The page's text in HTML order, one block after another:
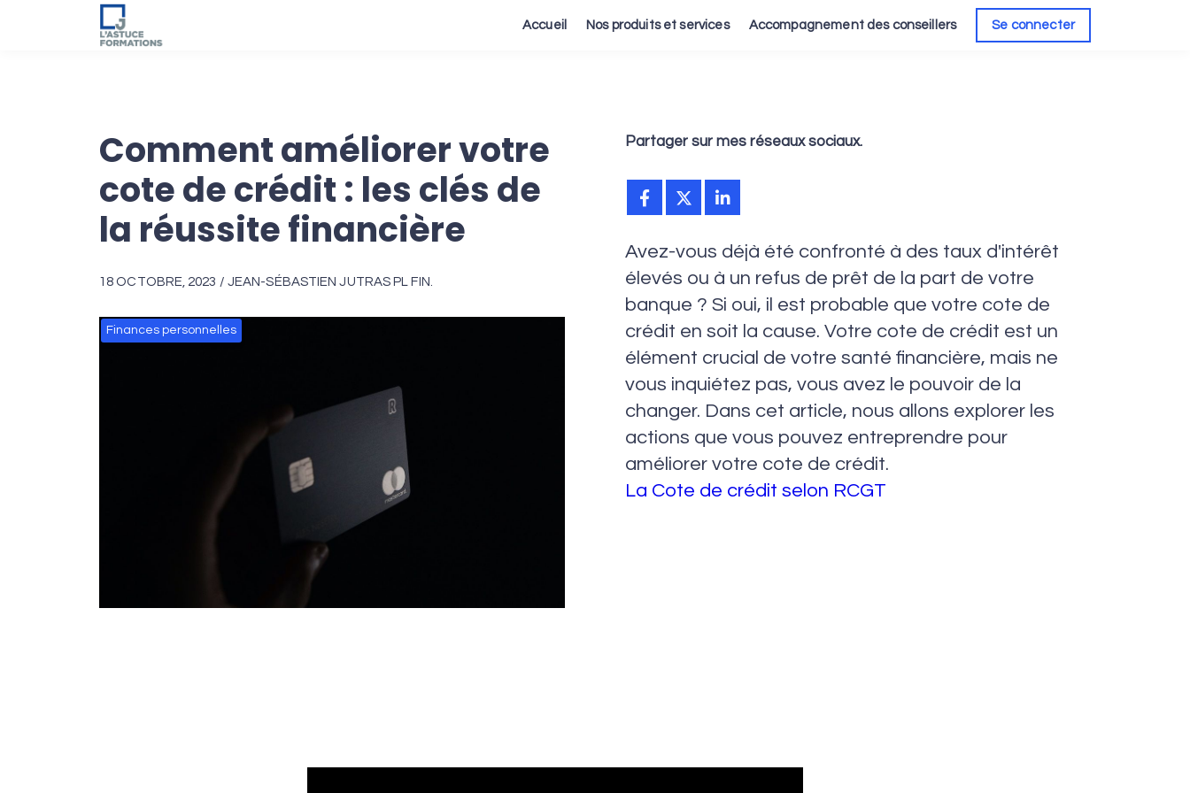
Accueil Nos produits et services Accompagnement des conseillers Se connecter
Comment améliorer votre
cote de crédit : les clés de
la réussite financière
18 OCTOBRE, 2023 / JEAN-SÉBASTIEN JUTRAS PL FIN.
Finances personnelles
Partager sur mes réseaux sociaux.
Avez-vous déjà été confronté à des taux d'intérêt
élevés ou à un refus de prêt de la part de votre
banque ? Si oui, il est probable que votre cote de
crédit en soit la cause. Votre cote de crédit est un
élément crucial de votre santé financière, mais ne
vous inquiétez pas, vous avez le pouvoir de la
changer. Dans cet article, nous allons explorer les
actions que vous pouvez entreprendre pour
améliorer votre cote de crédit.
La Cote de crédit selon RCGT